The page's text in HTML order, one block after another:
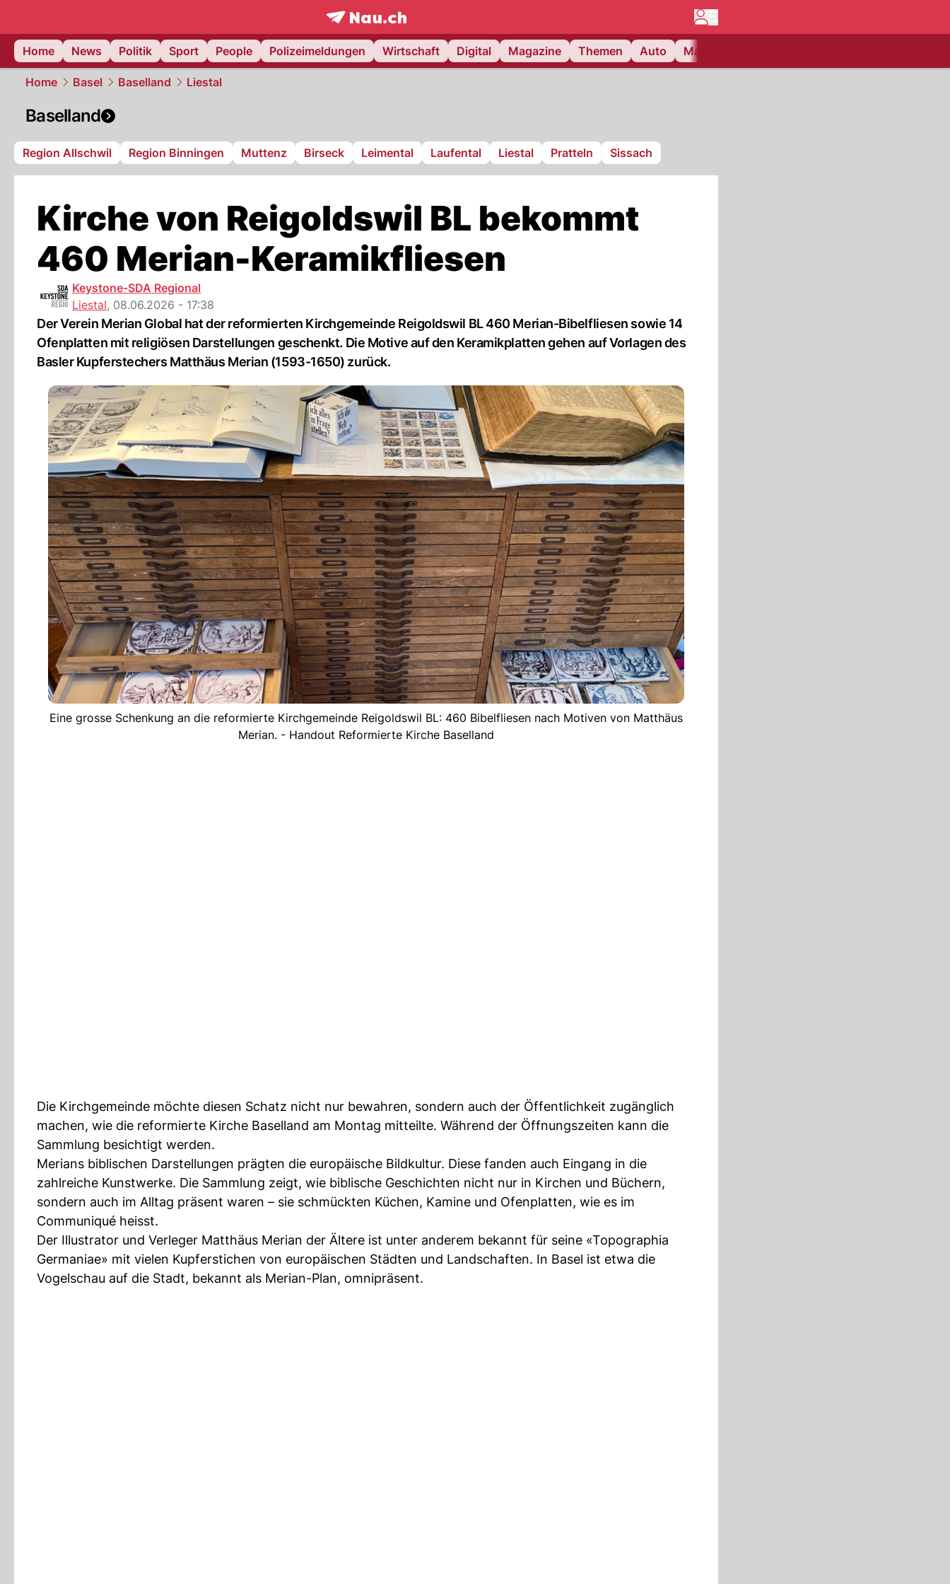
frontpage.NAU.ch
Home
News Politik Sport People Polizeimeldungen Wirtschaft Digital Magazine Themen Auto Matchcenter
Home Basel Baselland Liestal
Baselland
Region Allschwil Region Binningen Muttenz Birseck Leimental Laufental Liestal Pratteln Sissach
Kirche von Reigoldswil BL bekommt
460 Merian-Keramikfliesen
Keystone-SDA Regional
Liestal, 08.06.2026 - 17:38
Der Verein Merian Global hat der reformierten Kirchgemeinde Reigoldswil BL 460 Merian-Bibelfliesen sowie 14
Ofenplatten mit religiösen Darstellungen geschenkt. Die Motive auf den Keramikplatten gehen auf Vorlagen des
Basler Kupferstechers Matthäus Merian (1593-1650) zurück.
Eine grosse Schenkung an die reformierte Kirchgemeinde Reigoldswil BL: 460 Bibelfliesen nach Motiven von Matthäus
Merian. - Handout Reformierte Kirche Baselland
Die Kirchgemeinde möchte diesen Schatz nicht nur bewahren, sondern auch der Öffentlichkeit zugänglich
machen, wie die reformierte Kirche Baselland am Montag mitteilte. Während der Öffnungszeiten kann die
Sammlung besichtigt werden.
Merians biblischen Darstellungen prägten die europäische Bildkultur. Diese fanden auch Eingang in die
zahlreiche Kunstwerke. Die Sammlung zeigt, wie biblische Geschichten nicht nur in Kirchen und Büchern,
sondern auch im Alltag präsent waren – sie schmückten Küchen, Kamine und Ofenplatten, wie es im
Communiqué heisst.
Der Illustrator und Verleger Matthäus Merian der Ältere ist unter anderem bekannt für seine «Topographia
Germaniae» mit vielen Kupferstichen von europäischen Städten und Landschaften. In Basel ist etwa die
Vogelschau auf die Stadt, bekannt als Merian-Plan, omnipräsent.